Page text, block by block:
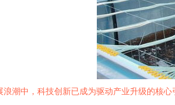
潮中，科技创新已成为驱动产业升级的核